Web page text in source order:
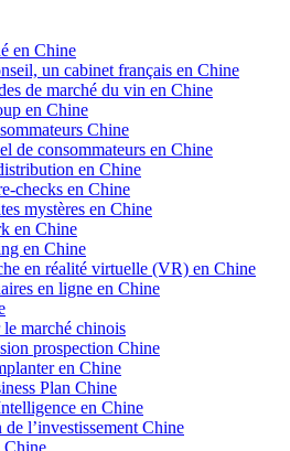
en Chine
un cabinet français en Chine
de marché du vin en Chine
en Chine
Chine
de consommateurs en Chine
en Chine
checks en Chine
mystères en Chine
en Chine
en Chine
en réalité virtuelle (VR) en Chine
en ligne en Chine
le marché chinois
prospection Chine
en Chine
Plan Chine
en Chine
l’investissement Chine
Chine